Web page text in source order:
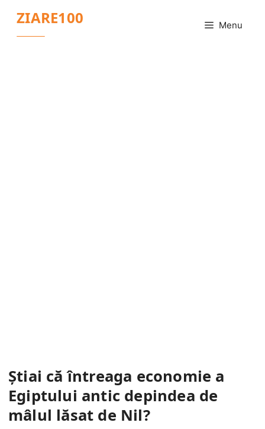
conținut
ZIARE100 Menu
Știai că întreaga economie a
Egiptului antic depindea de
mâlul lăsat de Nil?